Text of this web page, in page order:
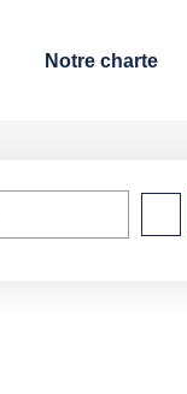
Notre charte